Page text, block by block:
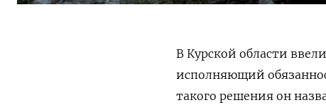
В Курской области
исполняющий
такого решения он